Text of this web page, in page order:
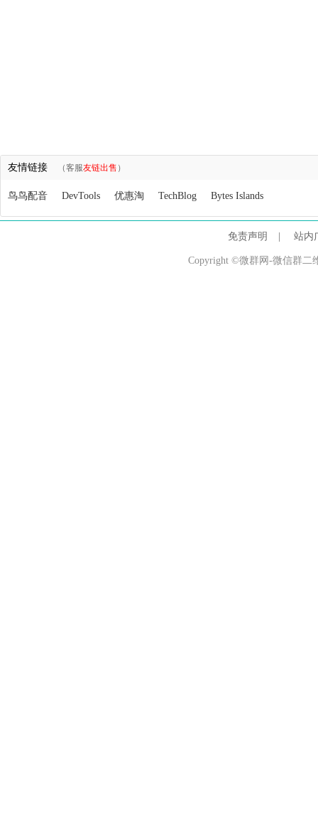
友情链接 （客服友链出售 ）
鸟鸟配音 DevTools 优惠淘 TechBlog Bytes Islands
免责声明 站内
Copyright ©微群网-微信群二